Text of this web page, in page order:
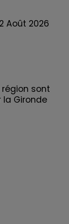
Août 2026
sont
la Gironde